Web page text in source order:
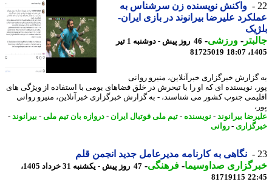
واکنش نویسنده زن سرشناس به
علیرضا بیرانوند در بازی ایران-
-ورزشی-
46 روز پیش - دوشنبه 1 تیر
81725019
خبرگزاری خبرآنلاین، منیرو روانی
نویسنده ای که او را با تبحرش در خلق فضاهای بومی با استفاده از ویژگی های
جنوب کشور می شناسند، - به گزارش خبرگزاری خبرآنلاین، منیرو روانی
بیرانوند
-نویسنده-تیم ملی فوتبال ایران - دروازه بان تیم ملی -بیرانوند
-
- روانی
نگاهی به کارنامه مدیرعامل جدید انجمن قلم
صداوسیما-فرهنگی-
47 روز پیش - یکشنبه 31 خرداد 1405،
81719115